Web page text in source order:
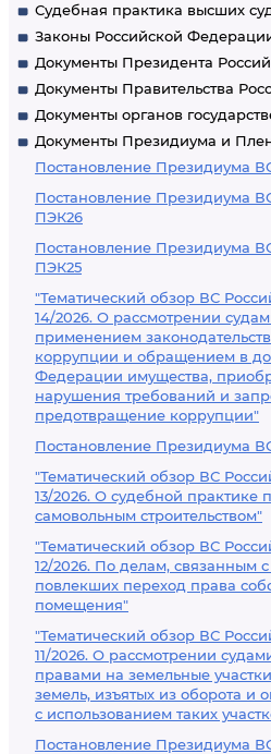
Судебная практика высших
Законы Российской
Документы Президента
Документы Правительства
Документы органов
Документы Президиума и
Постановление Президиума
Постановление Президиума
ПЭК26
Постановление Президиума
ПЭК25
"Тематический обзор ВС
14/2026. О рассмотрении
применением
коррупции и обращением в
Федерации имущества,
нарушения требований и
предотвращение коррупции"
Постановление Президиума
"Тематический обзор ВС
13/2026. О судебной практике
самовольным строительством"
"Тематический обзор ВС
12/2026. По делам, связанным
повлекших переход права
помещения"
"Тематический обзор ВС
11/2026. О рассмотрении
правами на земельные
земель, изъятых из оборота и
с использованием таких
Постановление Президиума